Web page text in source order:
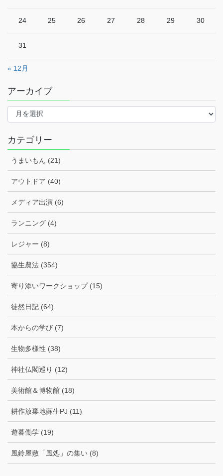
24 25 26 27 28 29 30
31
« 12月
アーカイブ
ア
イ
カテゴリー
うまいもん (21)
アウトドア (40)
メディア出演 (6)
ランニング (4)
レジャー (8)
協生農法 (354)
寄り添いワークショップ (15)
徒然日記 (64)
本からの学び (7)
生物多様性 (38)
神社仏閣巡り (12)
美術館＆博物館 (18)
耕作放棄地蘇生PJ (11)
遊暮働学 (19)
風鈴屋敷「風処」の集い (8)